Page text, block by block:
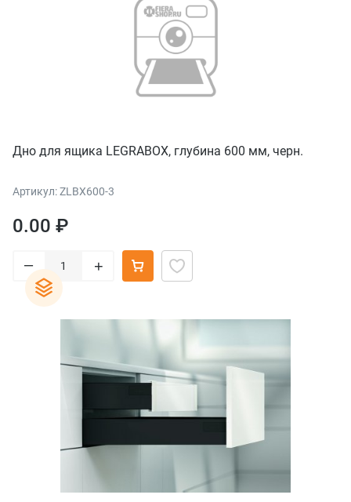
Дно для ящика LEGRABOX, глубина 600 мм, черн.
Артикул: ZLBX600-3
0.00 ₽
– +